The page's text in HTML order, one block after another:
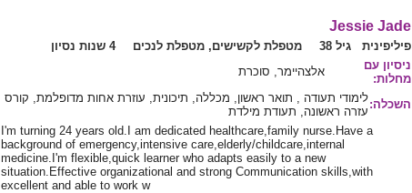
Jessie Jade
פיליפינית גיל 38 מטפלת לקשישים, מטפלת לנכים
4 שנות נסיון
ניסיון עם
מחלות:
אלצהיימר, סוכרת
השכלה:לימודי תעודה , תואר ראשון, מכללה, תיכונית, עוזרת אחות מדופלמת, קורס
עזרה ראשונה, תעודת מילדת
I'm turning 24 years old.I am dedicated healthcare,family nurse.Have a
background of emergency,intensive care,elderly/childcare,internal
medicine.I'm flexible,quick learner who adapts easily to a new
situation.Effective organizational and strong Communication skills,with
excellent and able to work w